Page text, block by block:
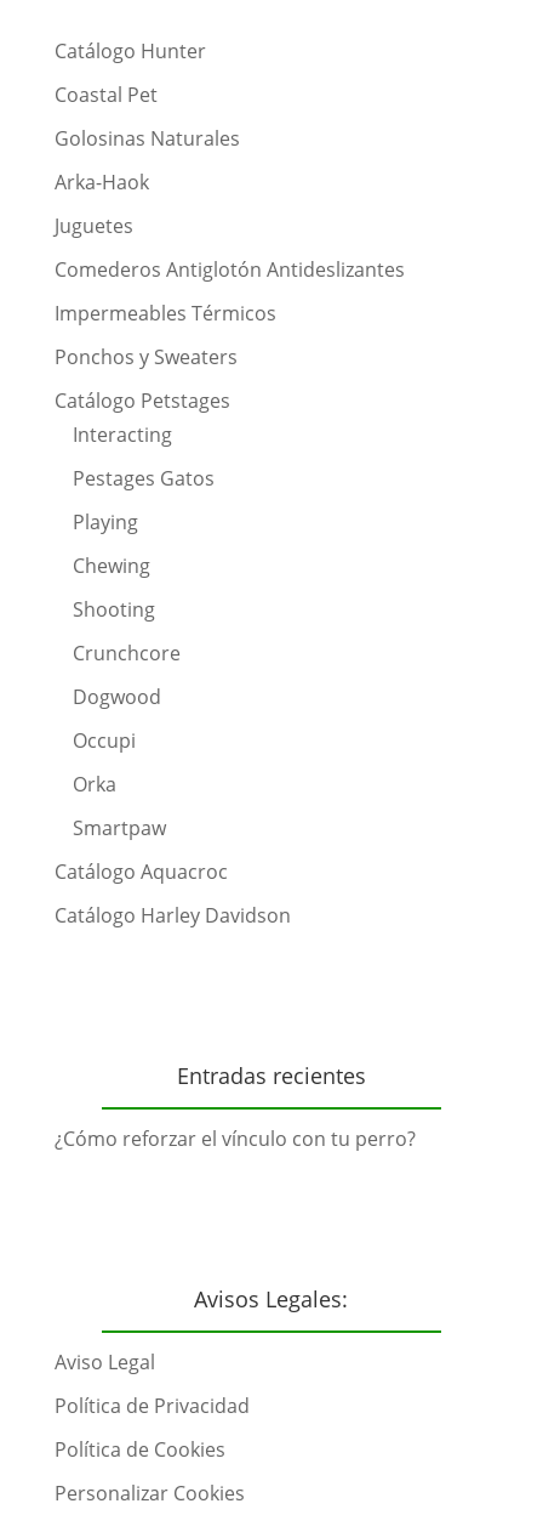
Catálogo Hunter
Coastal Pet
Golosinas Naturales
Arka-Haok
Juguetes
Comederos Antiglotón Antideslizantes
Impermeables Térmicos
Ponchos y Sweaters
Catálogo Petstages
Interacting
Pestages Gatos
Playing
Chewing
Shooting
Crunchcore
Dogwood
Occupi
Orka
Smartpaw
Catálogo Aquacroc
Catálogo Harley Davidson
Entradas recientes
¿Cómo reforzar el vínculo con tu perro?
Avisos Legales:
Aviso Legal
Política de Privacidad
Política de Cookies
Personalizar Cookies